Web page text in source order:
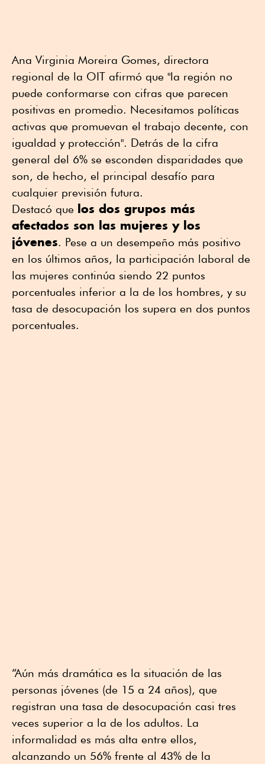
Ana Virginia Moreira Gomes, directora
regional de la OIT afirmó que "la región no
puede conformarse con cifras que parecen
positivas en promedio. Necesitamos políticas
activas que promuevan el trabajo decente, con
igualdad y protección". Detrás de la cifra
general del 6% se esconden disparidades que
son, de hecho, el principal desafío para
cualquier previsión futura.
Destacó que los dos grupos más
afectados son las mujeres y los
jóvenes. Pese a un desempeño más positivo
en los últimos años, la participación laboral de
las mujeres continúa siendo 22 puntos
porcentuales inferior a la de los hombres, y su
tasa de desocupación los supera en dos puntos
porcentuales.
“Aún más dramática es la situación de las
personas jóvenes (de 15 a 24 años), que
registran una tasa de desocupación casi tres
veces superior a la de los adultos. La
informalidad es más alta entre ellos,
alcanzando un 56% frente al 43% de la